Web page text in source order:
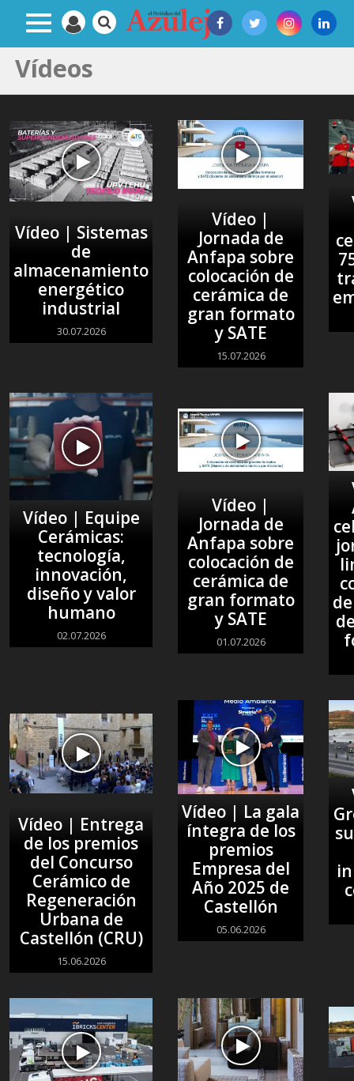
Vídeos
Vídeo | Sistemas
de
almacenamiento
energético
industrial
30.07.2026
Vídeo |
Jornada de
Anfapa sobre
colocación de
cerámica de
gran formato
y SATE
15.07.2026
Vídeo | Equipe
Cerámicas:
tecnología,
innovación,
diseño y valor
humano
02.07.2026
Vídeo |
Jornada de
Anfapa sobre
colocación de
cerámica de
gran formato
y SATE
01.07.2026
Vídeo | Entrega
de los premios
del Concurso
Cerámico de
Regeneración
Urbana de
Castellón (CRU)
15.06.2026
Vídeo | La gala
íntegra de los
premios
Empresa del
Año 2025 de
Castellón
05.06.2026